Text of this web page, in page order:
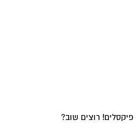
פיקסלים! רוצים שוב?